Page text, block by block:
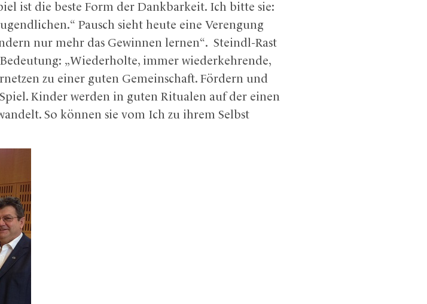
ist die beste Form der Dankbarkeit. Ich bitte sie:
Pausch sieht heute eine Verengung
nur mehr das Gewinnen lernen“. Steindl-Rast
„Wiederholte, immer wiederkehrende,
zu einer guten Gemeinschaft. Fördern und
Kinder werden in guten Ritualen auf der einen
So können sie vom Ich zu ihrem Selbst